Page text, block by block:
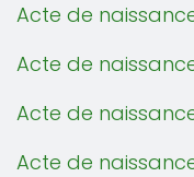
Acte de
Acte de naissance
Acte de
Acte de naissance